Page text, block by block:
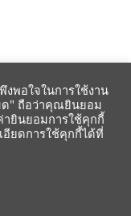
ใคร คลิก!
งพอใจในการใช้งาน
ด" ถือว่าคุณยินยอม
ยินยอมการใช้คุกกี้
ยดการใช้คุกกี้ได้ที่